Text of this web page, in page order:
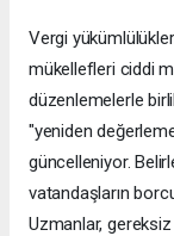
Vergi
mükellefleri ciddi
düzenlemelerle
"yeniden
güncelleniyor.
vatandaşların
Uzmanlar,